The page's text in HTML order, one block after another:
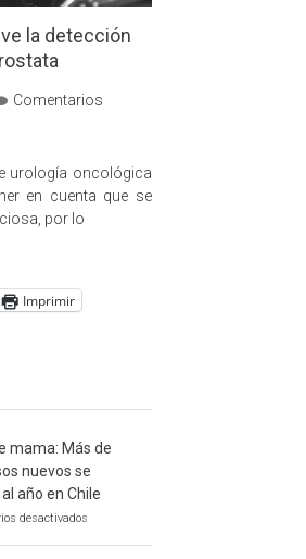
la detección
Comentarios
urología oncológica
en cuenta que se
por lo
Imprimir
mama: Más de
nuevos se
año en Chile
desactivados
de